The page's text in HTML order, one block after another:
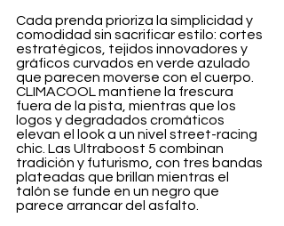
Cada prenda prioriza la simplicidad y
comodidad sin sacrificar estilo: cortes
estratégicos, tejidos innovadores y
gráficos curvados en verde azulado
que parecen moverse con el cuerpo.
CLIMACOOL mantiene la frescura
fuera de la pista, mientras que los
logos y degradados cromáticos
elevan el look a un nivel street-racing
chic. Las Ultraboost 5 combinan
tradición y futurismo, con tres bandas
plateadas que brillan mientras el
talón se funde en un negro que
parece arrancar del asfalto.